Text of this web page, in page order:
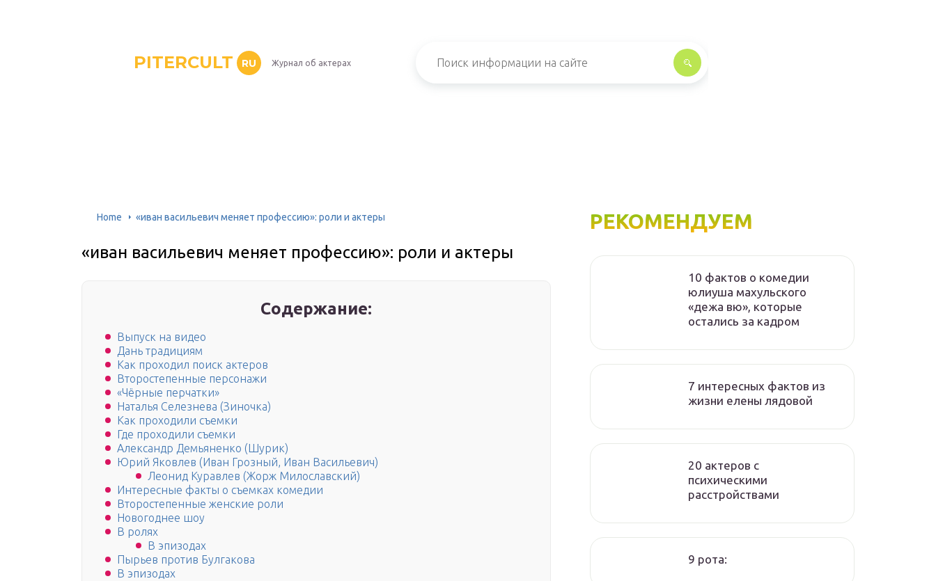
PITERCULT RU Журнал об актерах
Home «иван васильевич меняет профессию»: роли и актеры
«иван васильевич меняет профессию»: роли и актеры
Содержание:
Выпуск на видео
Дань традициям
Как проходил поиск актеров
Второстепенные персонажи
«Чёрные перчатки»
Наталья Селезнева (Зиночка)
Как проходили съемки
Где проходили съемки
Александр Демьяненко (Шурик)
Юрий Яковлев (Иван Грозный, Иван Васильевич)
Леонид Куравлев (Жорж Милославский)
Интересные факты о съемках комедии
Второстепенные женские роли
Новогоднее шоу
В ролях
В эпизодах
Пырьев против Булгакова
В эпизодах
РЕКОМЕНДУЕМ
10 фактов о комедии
юлиуша махульского
«дежа вю», которые
остались за кадром
7 интересных фактов из
жизни елены лядовой
20 актеров с
психическими
расстройствами
9 рота: